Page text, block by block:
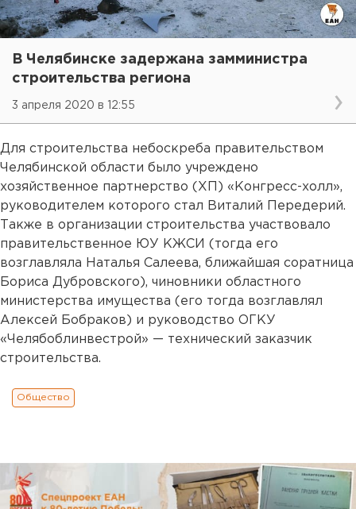
В Челябинске задержана замминистра
строительства региона
3 апреля 2020 в 12:55
Для строительства небоскреба правительством
Челябинской области было учреждено
хозяйственное партнерство (ХП) «Конгресс-холл»,
руководителем которого стал Виталий Передерий.
Также в организации строительства участвовало
правительственное ЮУ КЖСИ (тогда его
возглавляла Наталья Салеева, ближайшая соратница
Бориса Дубровского), чиновники областного
министерства имущества (его тогда возглавлял
Алексей Бобраков) и руководство ОГКУ
«Челябоблинвестрой» — технический заказчик
строительства.
Общество